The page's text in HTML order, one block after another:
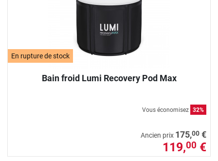
En rupture de stock
Bain froid Lumi Recovery Pod Max
Vous économisez 32%
Ancien prix 175,00 €
119,00 €